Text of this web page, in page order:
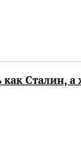
как Сталин,